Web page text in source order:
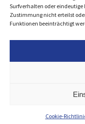
Surfverhalten oder eindeutige
Zustimmung nicht erteilst
Funktionen beeinträchtigt
Cookie-
Impressum